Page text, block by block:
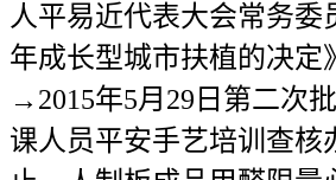
人平易近代表大会常务委
年成长型城市扶植的决定
→2015年5月29日第二次
课人员平安手艺培训查核